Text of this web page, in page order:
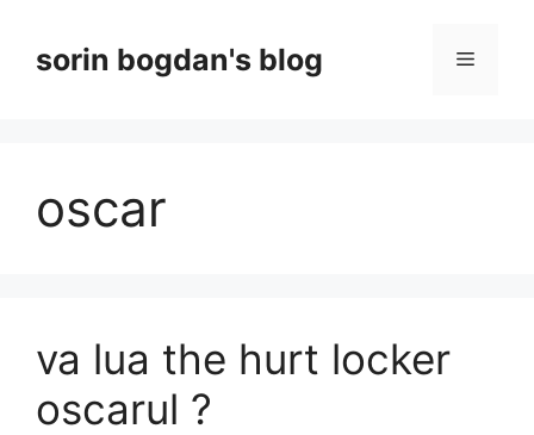
contentsorin bogdan's blog Menu
oscar
va lua the hurt locker
oscarul ?